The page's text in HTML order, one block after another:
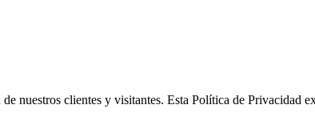
nuestros clientes y visitantes. Esta Política de Privacidad